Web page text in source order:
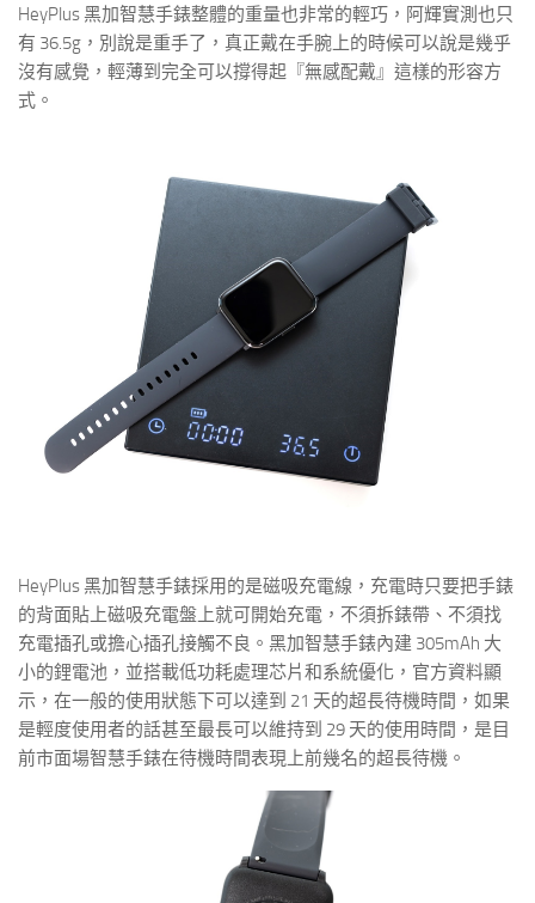
HeyPlus 黑加智慧手錶整體的重量也非常的輕巧，阿輝實測也只
有 36.5g，別說是重手了，真正戴在手腕上的時候可以說是幾乎
沒有感覺，輕薄到完全可以撐得起『無感配戴』這樣的形容方
式。
HeyPlus 黑加智慧手錶採用的是磁吸充電線，充電時只要把手錶
的背面貼上磁吸充電盤上就可開始充電，不須拆錶帶、不須找
充電插孔或擔心插孔接觸不良。黑加智慧手錶內建 305mAh 大
小的鋰電池，並搭載低功耗處理芯片和系統優化，官方資料顯
示，在一般的使用狀態下可以達到 21 天的超長待機時間，如果
是輕度使用者的話甚至最長可以維持到 29 天的使用時間，是目
前市面場智慧手錶在待機時間表現上前幾名的超長待機。